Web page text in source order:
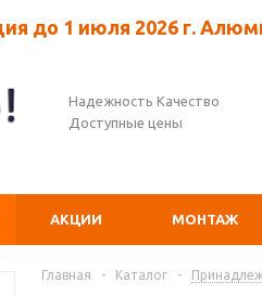
до 1 июля 2026 г.
Надежность Качество
Доступные цены
АКЦИИ МОНТАЖ
Главная - Каталог -